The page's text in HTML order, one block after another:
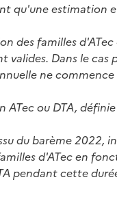
qu'une estimation
des familles
valides. Dans le
ne
ATec ou DTA,
du barème
d'ATec en
pendant cette